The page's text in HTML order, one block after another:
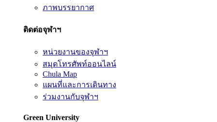
ภาพบรรยากาศ
ติดต่อจุฬาฯ
หน่วยงานของจุฬาฯ
สมุดโทรศัพท์ออนไลน์
Chula Map
แผนที่และการเดินทาง
ร่วมงานกับจุฬาฯ
Green University